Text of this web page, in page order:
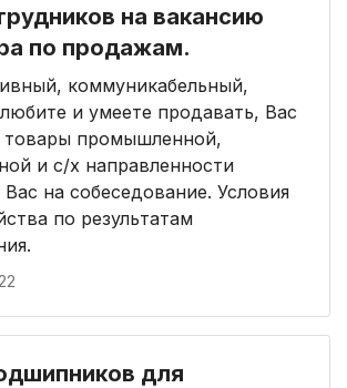
на вакансию
по продажам.
коммуникабельный,
и умеете продавать, Вас
товары промышленной,
и с/х направленности
на собеседование. Условия
по результатам
для